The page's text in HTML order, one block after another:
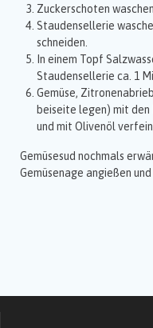
Zuckerschoten
Staudensellerie
schneiden.
In einem Topf
Staudensellerie ca. 1
Gemüse,
beiseite legen) mit den
und mit Olivenöl
Gemüsesud nochmals
Gemüsenage angießen